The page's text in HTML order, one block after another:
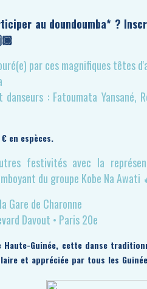
au doundoumba* ?
par ces magnifiques têtes
danseurs : Fatoumata Yansané,
en espèces.
festivités avec la
du groupe Kobe Na Awati
Gare de Charonne
Davout • Paris 20e
Haute-Guinée, cette danse
et appréciée par tous les